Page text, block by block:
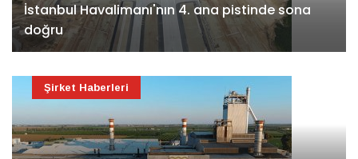
İstanbul Havalimanı'nın 4. ana pistinde sona
doğru
Şirket Haberleri